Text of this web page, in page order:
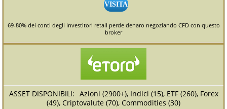
VISITA
69-80% dei conti degli investitori retail perde denaro negoziando CFD con questo
broker
Azioni (2900+), Indici (15), ETF (260), Forex
(49), Criptovalute (70), Commodities (30)